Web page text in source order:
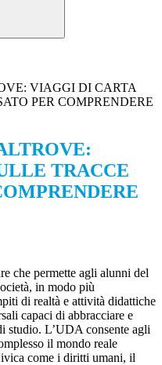
VIAGGI DI CARTA
PER COMPRENDERE
TRACCE
che permette agli alunni del
in modo più
di realtà e attività didattiche
capaci di abbracciare e
studio. L’UDA consente agli
il mondo reale
come i diritti umani, il